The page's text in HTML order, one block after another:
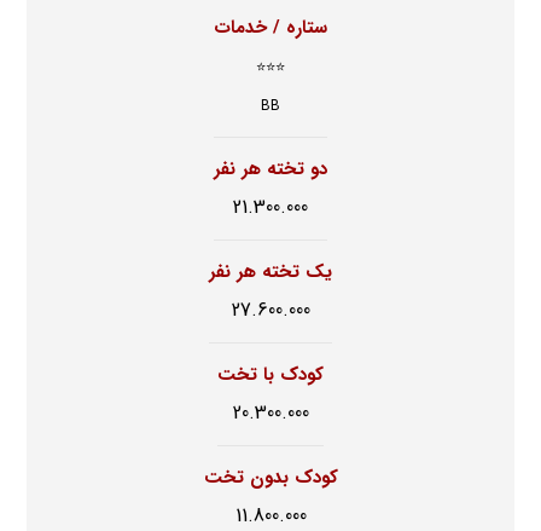
ستاره / خدمات
⭐⭐⭐
BB
دو تخته هر نفر
21.300.000
یک تخته هر نفر
27.600.000
کودک با تخت
20.300.000
کودک بدون تخت
11.800.000